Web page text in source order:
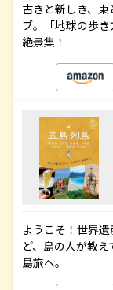
古きと新しき、
ブ。「地球の歩
絶景集！
ようこそ！世界
ど、島の人が教え
島旅へ。